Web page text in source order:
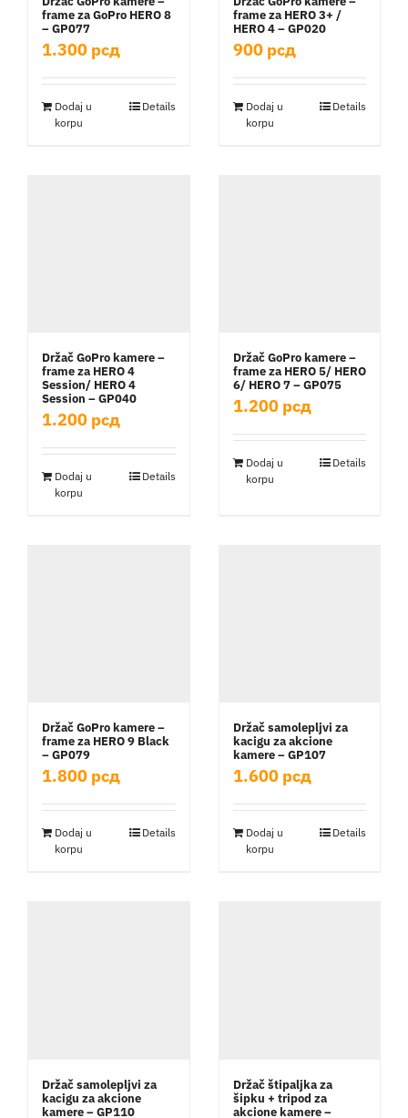
frame za GoPro HERO 8
– GP077
1.300 рсд
Dodaj u
korpu
Details
frame za HERO 3+ /
HERO 4 – GP020
900 рсд
Dodaj u
korpu
Details
Držač GoPro kamere –
frame za HERO 4
Session/ HERO 4
Session – GP040
1.200 рсд
Dodaj u
korpu
Details
Držač GoPro kamere –
frame za HERO 5/ HERO
6/ HERO 7 – GP075
1.200 рсд
Dodaj u
korpu
Details
Držač GoPro kamere –
frame za HERO 9 Black
– GP079
1.800 рсд
Dodaj u
korpu
Details
Držač samolepljvi za
kacigu za akcione
kamere – GP107
1.600 рсд
Dodaj u
korpu
Details
Držač samolepljvi za
kacigu za akcione
kamere – GP110
Držač štipaljka za
šipku + tripod za
akcione kamere –